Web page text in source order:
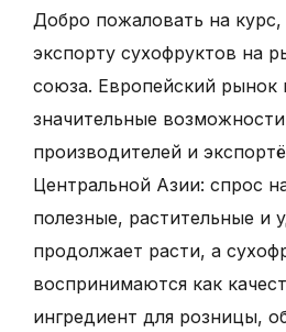
Добро пожаловать на
экспорту сухофруктов на
союза. Европейский рынок
значительные
производителей и
Центральной Азии: спрос
полезные, растительные и
продолжает расти, а
воспринимаются как
ингредиент для розницы,